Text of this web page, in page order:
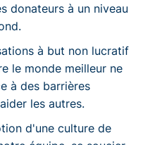
donateurs à un niveau
à but non lucratif
le monde meilleur ne
à des barrières
les autres.
d'une culture de